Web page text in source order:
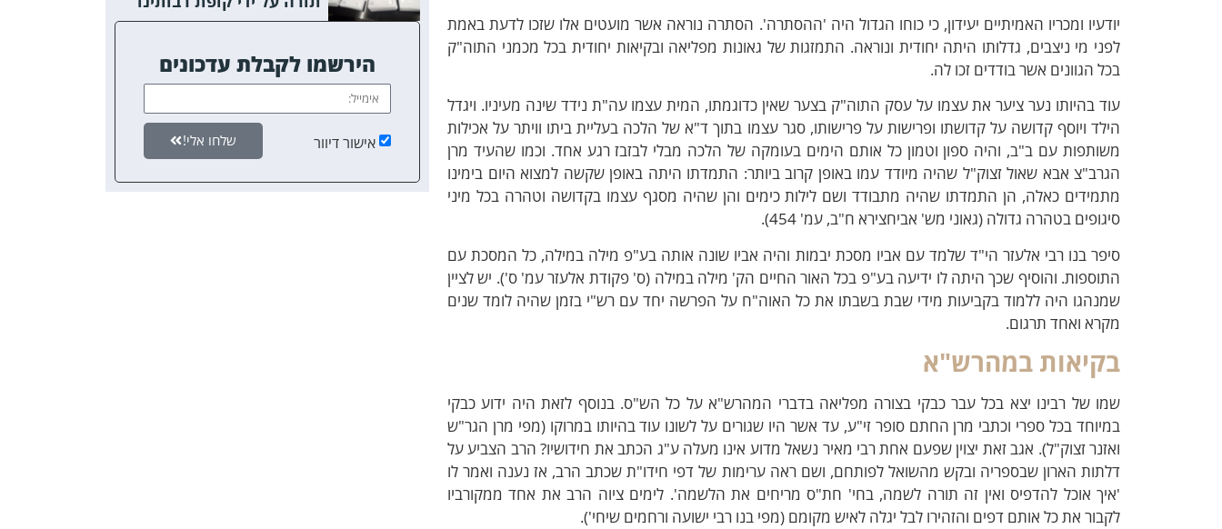
יודעיו ומכריו האמיתיים יעידון, כי כוחו הגדול היה 'ההסתרה'. הסתרה נוראה אשר מועטים אלו שזכו לדעת באמת
לפני מי ניצבים, גדלותו היתה יחודית ונוראה. התמזגות של גאונות מפליאה ובקיאות יחודית בכל מכמני התוה"ק
בכל הגוונים אשר בודדים זכו לה.
עוד בהיותו נער ציער את עצמו על עסק התוה"ק בצער שאין כדוגמתו, המית עצמו עה"ת נידד שינה מעיניו. ויגדל
הילד ויוסף קדושה על קדושתו ופרישות על פרישותו, סגר עצמו בתוך ד"א של הלכה בעליית ביתו וויתר על אכילות
משותפות עם ב"ב, והיה ספון וטמון כל אותם הימים בעומקה של הלכה מבלי לבזבז רגע אחד. וכמו שהעיד מרן
הגרב"צ אבא שאול זצוק"ל שהיה מיודד עמו באופן קרוב ביותר: התמדתו היתה באופן שקשה למצוא היום בימינו
מתמידים כאלה, הן התמדתו שהיה מתבודד ושם לילות כימים והן שהיה מסגף עצמו בקדושה וטהרה בכל מיני
סיגופים בטהרה גדולה (גאוני מש' אביחצירא ח"ב, עמ' 454).
סיפר בנו רבי אלעזר הי"ד שלמד עם אביו מסכת יבמות והיה אביו שונה אותה בע"פ מילה במילה, כל המסכת עם
התוספות. והוסיף שכך היתה לו ידיעה בע"פ בכל האור החיים הק' מילה במילה (ס' פקודת אלעזר עמ' ס'). יש לציין
שמנהגו היה ללמוד בקביעות מידי שבת בשבתו את כל האוה"ח על הפרשה יחד עם רש"י בזמן שהיה לומד שנים
מקרא ואחד תרגום.
בקיאות במהרש"א
שמו של רבינו יצא בכל עבר כבקי בצורה מפליאה בדברי המהרש"א על כל הש"ס. בנוסף לזאת היה ידוע כבקי
במיוחד בכל ספרי וכתבי מרן החתם סופר זי"ע, עד אשר היו שגורים על לשונו עוד בהיותו במרוקו (מפי מרן הגר"ש
ואזנר זצוק"ל). אגב זאת יצוין שפעם אחת רבי מאיר נשאל מדוע אינו מעלה ע"ג הכתב את חידושיו? הרב הצביע על
דלתות הארון שבספריה ובקש מהשואל לפותחם, ושם ראה ערימות של דפי חידו"ת שכתב הרב, אז נענה ואמר לו
'איך אוכל להדפיס ואין זה תורה לשמה, בחי' חת"ס מריחים את הלשמה'. לימים ציוה הרב את אחד ממקורביו
לקבור את כל אותם דפים והזהירו לבל יגלה לאיש מקומם (מפי בנו רבי ישועה ורחמים שיחי').
הירשמו לקבלת עדכונים
אישור דיוור שלחו אלי!